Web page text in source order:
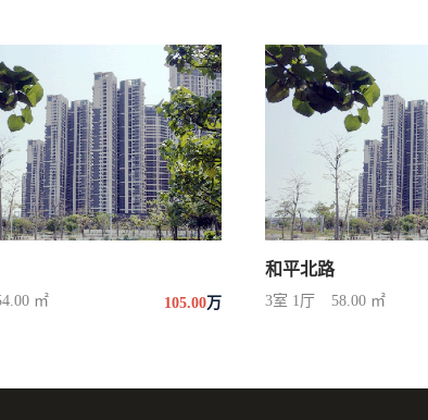
㎡ 105.00万
和平北路
3室 1厅 58.00 ㎡